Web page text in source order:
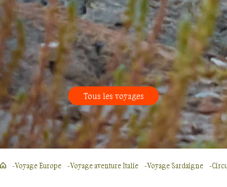
Tous les voyages
Voyage Europe Voyage aventure Italie Voyage Sardaigne